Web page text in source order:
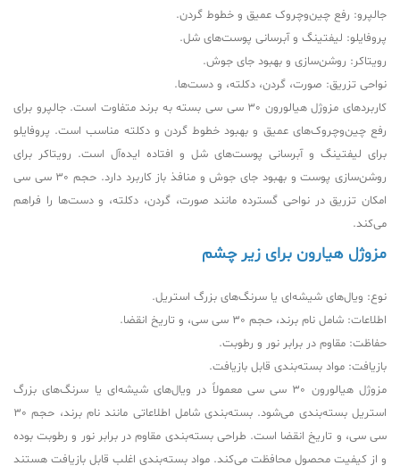
جالپرو: رفع چین‌وچروک عمیق و خطوط گردن.
پروفایلو: لیفتینگ و آبرسانی پوست‌های شل.
رویتاکر: روشن‌سازی و بهبود جای جوش.
نواحی تزریق: صورت، گردن، دکلته، و دست‌ها.
کاربردهای مزوژل هیالورون 30 سی سی بسته به برند متفاوت است. جالپرو برای
رفع چین‌وچروک‌های عمیق و بهبود خطوط گردن و دکلته مناسب است. پروفایلو
برای لیفتینگ و آبرسانی پوست‌های شل و افتاده ایده‌آل است. رویتاکر برای
روشن‌سازی پوست و بهبود جای جوش و منافذ باز کاربرد دارد. حجم 30 سی سی
امکان تزریق در نواحی گسترده مانند صورت، گردن، دکلته، و دست‌ها را فراهم
می‌کند.
مزوژل هیارون برای زیر چشم
نوع: ویال‌های شیشه‌ای یا سرنگ‌های بزرگ استریل.
اطلاعات: شامل نام برند، حجم 30 سی سی، و تاریخ انقضا.
حفاظت: مقاوم در برابر نور و رطوبت.
بازیافت: مواد بسته‌بندی قابل بازیافت.
مزوژل هیالورون 30 سی سی معمولاً در ویال‌های شیشه‌ای یا سرنگ‌های بزرگ
استریل بسته‌بندی می‌شود. بسته‌بندی شامل اطلاعاتی مانند نام برند، حجم 30
سی سی، و تاریخ انقضا است. طراحی بسته‌بندی مقاوم در برابر نور و رطوبت بوده
و از کیفیت محصول محافظت می‌کند. مواد بسته‌بندی اغلب قابل بازیافت هستند